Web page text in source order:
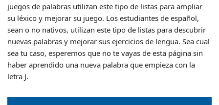
juegos de palabras utilizan este tipo de listas para ampliar
su léxico y mejorar su juego. Los estudiantes de español,
sean o no nativos, utilizan este tipo de listas para descubrir
nuevas palabras y mejorar sus ejercicios de lengua. Sea cual
sea tu caso, esperemos que no te vayas de esta página sin
haber aprendido una nueva palabra que empieza con la
letra J.